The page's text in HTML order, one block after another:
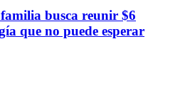
busca reunir $6
que no puede esperar